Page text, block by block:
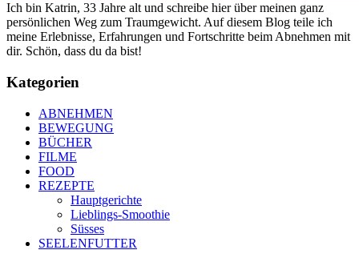
Ich bin Katrin, 33 Jahre alt und schreibe hier über meinen ganz
persönlichen Weg zum Traumgewicht. Auf diesem Blog teile ich
meine Erlebnisse, Erfahrungen und Fortschritte beim Abnehmen mit
dir. Schön, dass du da bist!
Kategorien
ABNEHMEN
BEWEGUNG
BÜCHER
FILME
FOOD
REZEPTE
Hauptgerichte
Lieblings-Smoothie
Süsses
SEELENFUTTER